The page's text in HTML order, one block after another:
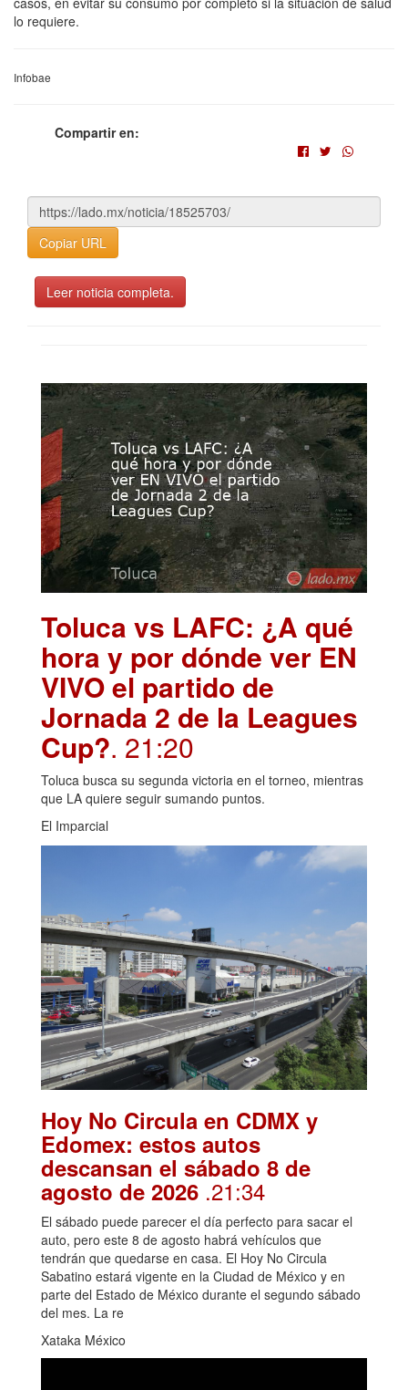
lo requiere.
Infobae
Compartir en:
Copiar URL
Leer noticia completa.
Toluca vs LAFC: ¿A qué
hora y por dónde ver EN
VIVO el partido de
Jornada 2 de la Leagues
Cup?. 21:20
Toluca busca su segunda victoria en el torneo, mientras
que LA quiere seguir sumando puntos.
El Imparcial
Hoy No Circula en CDMX y
Edomex: estos autos
descansan el sábado 8 de
agosto de 2026 .21:34
El sábado puede parecer el día perfecto para sacar el
auto, pero este 8 de agosto habrá vehículos que
tendrán que quedarse en casa. El Hoy No Circula
Sabatino estará vigente en la Ciudad de México y en
parte del Estado de México durante el segundo sábado
del mes. La re
Xataka México